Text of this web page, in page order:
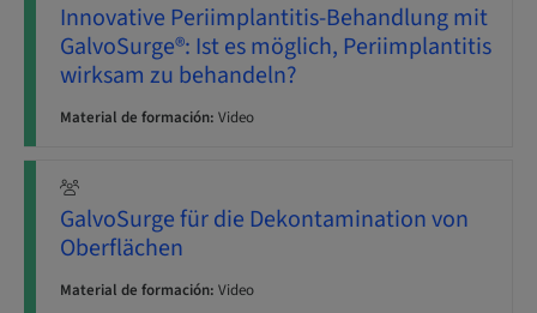
Innovative Periimplantitis-Behandlung mit
GalvoSurge®: Ist es möglich, Periimplantitis
wirksam zu behandeln?
Material de formación: Video
GalvoSurge für die Dekontamination von
Oberflächen
Material de formación: Video